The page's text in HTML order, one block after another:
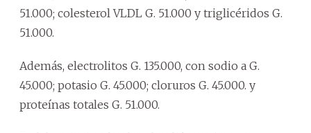
51.000; colesterol VLDL G. 51.000 y triglicéridos G.
51.000.
Además, electrolitos G. 135.000, con sodio a G.
45.000; potasio G. 45.000; cloruros G. 45.000. y
proteínas totales G. 51.000.